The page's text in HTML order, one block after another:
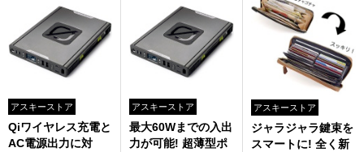
アスキーストア
Qiワイヤレス充電と
AC電源出力に対
アスキーストア
最大60Wまでの入出
力が可能! 超薄型ポ
アスキーストア
ジャラジャラ鍵束を
スマートに! 全く新